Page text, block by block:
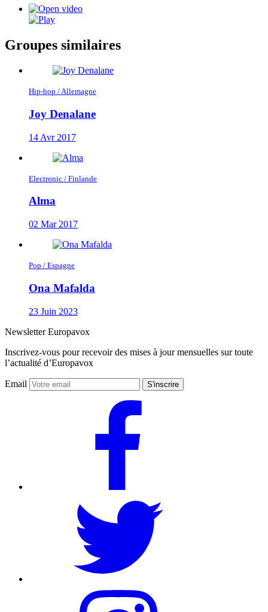
Groupes similaires
Hip-hop / Allemagne
Joy Denalane
14 Avr 2017
Electronic / Finlande
Alma
02 Mar 2017
Pop / Espagne
Ona Mafalda
23 Juin 2023
Newsletter Europavox
Inscrivez-vous pour recevoir des mises à jour mensuelles sur toute
l’actualité d’Europavox
Email S'inscrire